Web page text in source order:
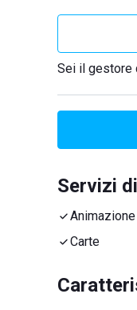
Sei il gestore
Servizi
Animazione
Carte